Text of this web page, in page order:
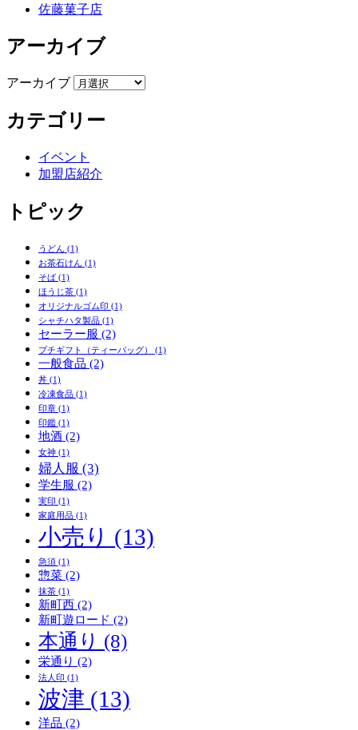
佐藤菓子店
アーカイブ
アーカイブ
カテゴリー
イベント
加盟店紹介
トピック
うどん (1)
お茶石けん (1)
そば (1)
ほうじ茶 (1)
オリジナルゴム印 (1)
シャチハタ製品 (1)
セーラー服 (2)
プチギフト（ティーバッグ） (1)
一般食品 (2)
丼 (1)
冷凍食品 (1)
印章 (1)
印鑑 (1)
地酒 (2)
女神 (1)
婦人服 (3)
学生服 (2)
実印 (1)
家庭用品 (1)
小売り (13)
急須 (1)
惣菜 (2)
抹茶 (1)
新町西 (2)
新町遊ロード (2)
本通り (8)
栄通り (2)
法人印 (1)
波津 (13)
洋品 (2)